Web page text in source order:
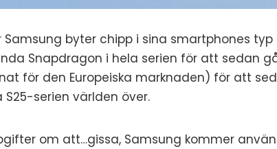
Samsung byter chipp i sina smartphones
Snapdragon i hela serien för att sedan
för den Europeiska marknaden) för att
S25-serien världen över.
om att…gissa, Samsung kommer